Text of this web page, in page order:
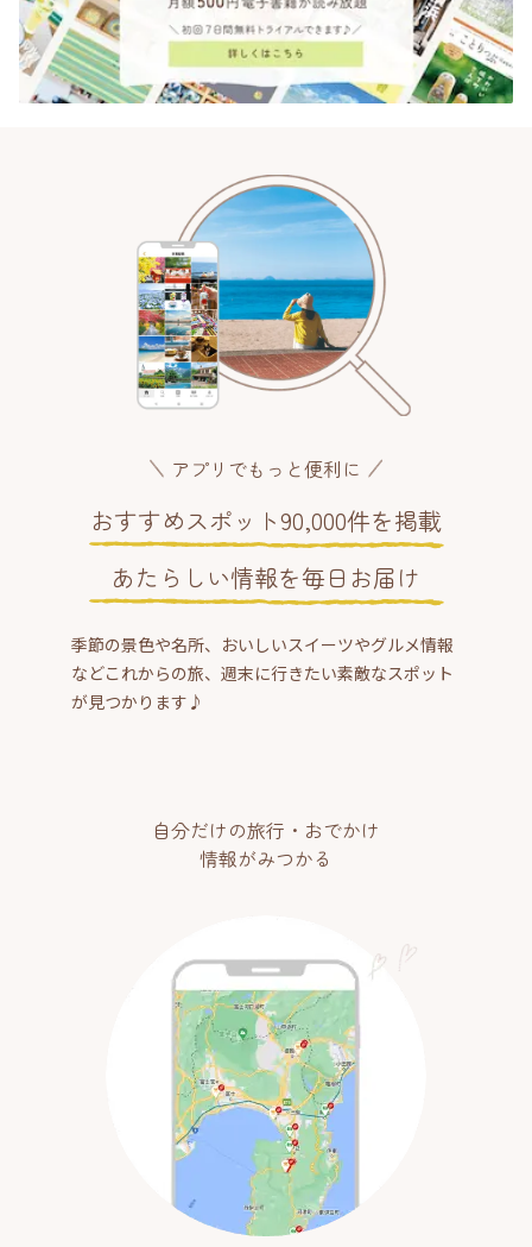
アプリでもっと便利に
おすすめスポット90,000件を掲載
あたらしい情報を毎日お届け
季節の景色や名所、おいしいスイーツやグルメ情報
などこれからの旅、週末に行きたい素敵なスポット
が見つかります♪
自分だけの旅行・おでかけ
情報がみつかる